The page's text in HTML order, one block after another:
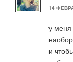
14
у меня
и